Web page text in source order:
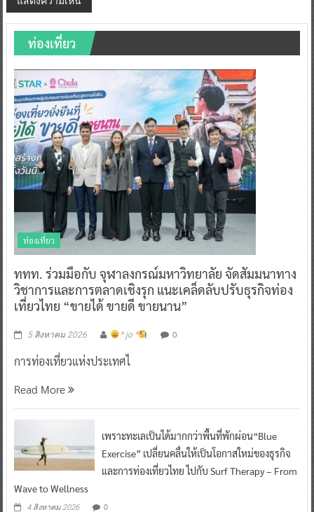
ท่องเที่ยว
ท่องเที่ยว
ททท. ร่วมมือกับ จุฬาลงกรณ์มหาวิทยาลัย จัดสัมมนาทาง
วิชาการและการตลาดเชิงรุก แนะเคล็ดลับปรับธุรกิจท่อง
เที่ยวไทย “ขายได้ ขายดี ขายนาน”
5 สิงหาคม 2026 ^ jo ^ 0
การท่องเที่ยวแห่งประเทศไ
Read More
เพราะทะเลเป็นได้มากกว่าพื้นที่พักผ่อน“Blue
Exercise” เปลี่ยนคลื่นให้เป็นโอกาสใหม่ของธุรกิจ
และการท่องเที่ยวไทย ไปกับ Surf Therapy – From
Wave to Wellness
4 สิงหาคม 2026 0